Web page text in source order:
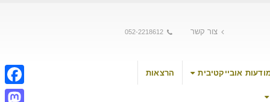
צור קשר 052-2218612
אובייקטיבית הרצאות